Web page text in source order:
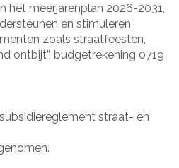
het meerjarenplan 2026-2031,
en stimuleren
zoals straatfeesten,
ontbijt”, budgetrekening 0719
straat- en